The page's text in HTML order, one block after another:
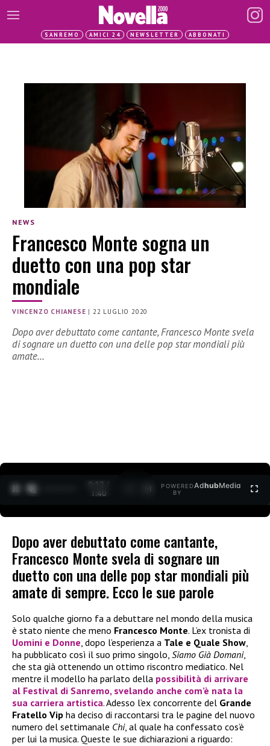
SANREMO AMICI 24 NEWSLETTER ABBONATI
NEWS
Francesco Monte sogna un
duetto con una pop star
mondiale
VINCENZO CHIANESE |22 LUGLIO 2020
Dopo aver debuttato come cantante, Francesco Monte svela
di sognare un duetto con una delle pop star mondiali più
amate…
0:12 /
1:40
POWERED
BY
AdhubMedia
Dopo aver debuttato come cantante,
Francesco Monte svela di sognare un
duetto con una delle pop star mondiali più
amate di sempre. Ecco le sue parole
Solo qualche giorno fa a debuttare nel mondo della musica
è stato niente che meno Francesco Monte. L’ex tronista di
Uomini e Donne, dopo l’esperienza a Tale e Quale Show,
ha pubblicato così il suo primo singolo, Siamo Già Domani,
che sta già ottenendo un ottimo riscontro mediatico. Nel
mentre il modello ha parlato della possibilità di arrivare
al Festival di Sanremo, svelando anche com’è nata la
sua carriera artistica. Adesso l’ex concorrente del Grande
Fratello Vip ha deciso di raccontarsi tra le pagine del nuovo
numero del settimanale Chi, al quale ha confessato cos’è
per lui la musica. Queste le sue dichiarazioni a riguardo: